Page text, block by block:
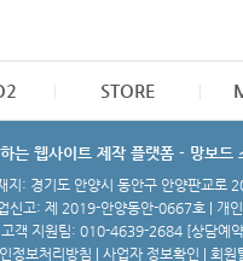
STORE
는 웹사이트 제작 플랫폼 - 망보드
지: 경기도 안양시 동안구 안양판교로
고: 제 2019-안양동안-0667호 | 개
객 지원팀: 010-4639-2684 [상담예
정보처리방침 사업자 정보확인 회원